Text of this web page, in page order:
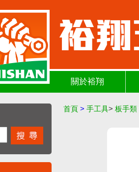
關於裕翔
首頁 > 手工具> 板手類